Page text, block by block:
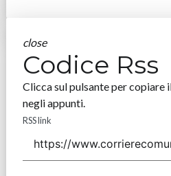
close
Codice Rss
Clicca sul pulsante per copiare
negli appunti.
RSS link